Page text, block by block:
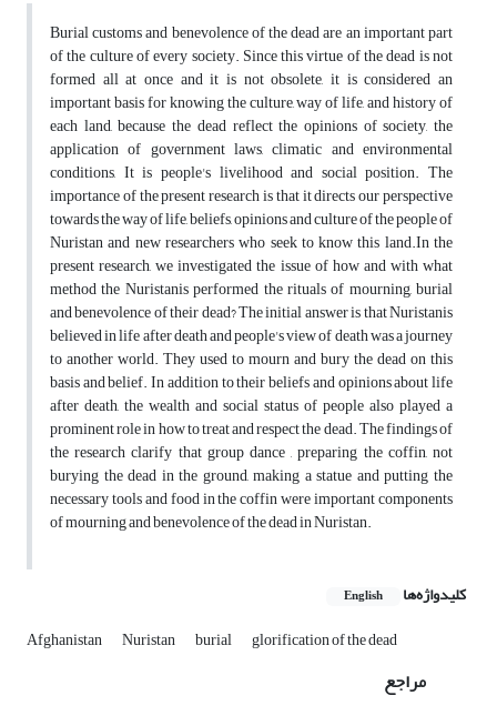
Burial customs and benevolence of the dead are an important part
of the culture of every society. Since this virtue of the dead is not
formed all at once and it is not obsolete, it is considered an
important basis for knowing the culture, way of life, and history of
each land, because the dead reflect the opinions of society, the
application of government laws, climatic and environmental
conditions, It is people's livelihood and social position. The
importance of the present research is that it directs our perspective
towards the way of life, beliefs, opinions and culture of the people of
Nuristan and new researchers who seek to know this land.In the
present research, we investigated the issue of how and with what
method the Nuristanis performed the rituals of mourning, burial
and benevolence of their dead? The initial answer is that Nuristanis
believed in life after death and people's view of death was a journey
to another world. They used to mourn and bury the dead on this
basis and belief. In addition to their beliefs and opinions about life
after death, the wealth and social status of people also played a
prominent role in how to treat and respect the dead. The findings of
the research clarify that group dance , preparing the coffin, not
burying the dead in the ground, making a statue and putting the
necessary tools and food in the coffin were important components
of mourning and benevolence of the dead in Nuristan.
کلیدواژه‌ها English
Afghanistan Nuristan burial glorification of the dead
مراجع